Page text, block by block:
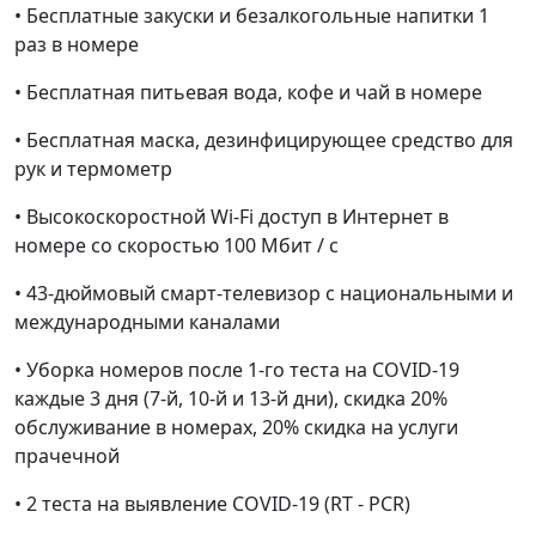
• Бесплатные закуски и безалкогольные напитки 1
раз в номере
• Бесплатная питьевая вода, кофе и чай в номере
• Бесплатная маска, дезинфицирующее средство для
рук и термометр
• Высокоскоростной Wi-Fi доступ в Интернет в
номере со скоростью 100 Мбит / с
• 43-дюймовый смарт-телевизор с национальными и
международными каналами
• Уборка номеров после 1-го теста на COVID-19
каждые 3 дня (7-й, 10-й и 13-й дни), скидка 20%
обслуживание в номерах, 20% скидка на услуги
прачечной
• 2 теста на выявление COVID-19 (RT - PCR)